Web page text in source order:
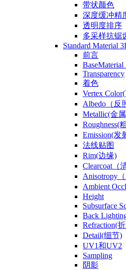
带状颜色
深度缓冲精
透明度排序
多采样抗锯
Standard Material
前言
BaseMaterial
Transparency
着色
Vertex
Albedo（反
Metallic(金
Roughness(
Emission(发
法线贴图
Rim(边缘)
Clearcoat（
Anisotropy
Ambient
Height
Subsurface
Back
Refraction(
Detail(细节)
UV1和UV2
Sampling
阴影